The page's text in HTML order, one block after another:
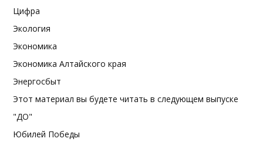
Цифра
Экология
Экономика
Экономика Алтайского края
Энергосбыт
Этот материал вы будете читать в следующем выпуске
"ДО"
Юбилей Победы